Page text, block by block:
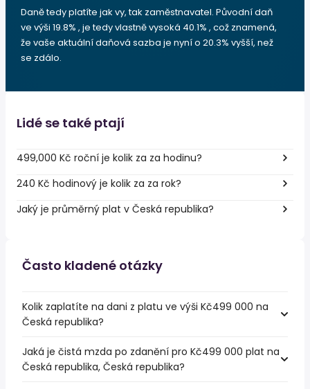
Daně tedy platíte jak vy, tak zaměstnavatel. Původní daň
ve výši 19.8% , je tedy vlastně vysoká 40.1% , což znamená,
že vaše aktuální daňová sazba je nyní o 20.3% vyšší, než
se zdálo.
Lidé se také ptají
499,000 Kč roční je kolik za za hodinu?
240 Kč hodinový je kolik za za rok?
Jaký je průměrný plat v Česká republika?
Často kladené otázky
Kolik zaplatíte na dani z platu ve výši Kč499 000 na
Česká republika?
Jaká je čistá mzda po zdanění pro Kč499 000 plat na
Česká republika, Česká republika?